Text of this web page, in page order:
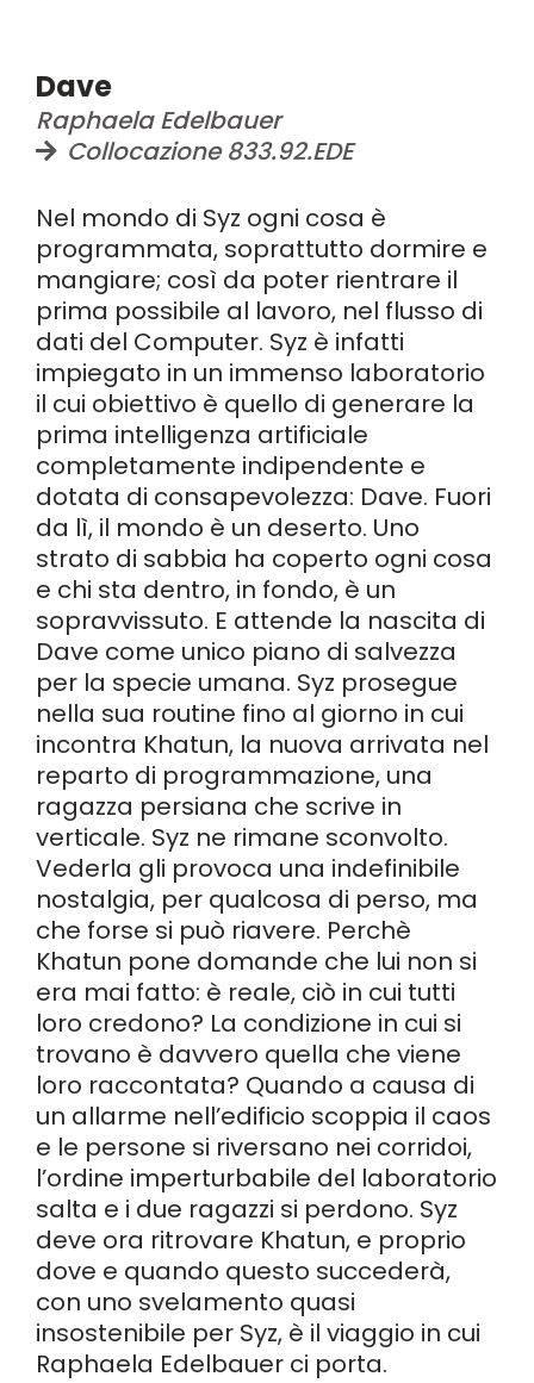
Dave
Raphaela Edelbauer
Collocazione 833.92.EDE
Nel mondo di Syz ogni cosa è
programmata, soprattutto dormire e
mangiare; così da poter rientrare il
prima possibile al lavoro, nel flusso di
dati del Computer. Syz è infatti
impiegato in un immenso laboratorio
il cui obiettivo è quello di generare la
prima intelligenza artificiale
completamente indipendente e
dotata di consapevolezza: Dave. Fuori
da lì, il mondo è un deserto. Uno
strato di sabbia ha coperto ogni cosa
e chi sta dentro, in fondo, è un
sopravvissuto. E attende la nascita di
Dave come unico piano di salvezza
per la specie umana. Syz prosegue
nella sua routine fino al giorno in cui
incontra Khatun, la nuova arrivata nel
reparto di programmazione, una
ragazza persiana che scrive in
verticale. Syz ne rimane sconvolto.
Vederla gli provoca una indefinibile
nostalgia, per qualcosa di perso, ma
che forse si può riavere. Perchè
Khatun pone domande che lui non si
era mai fatto: è reale, ciò in cui tutti
loro credono? La condizione in cui si
trovano è davvero quella che viene
loro raccontata? Quando a causa di
un allarme nell’edificio scoppia il caos
e le persone si riversano nei corridoi,
l’ordine imperturbabile del laboratorio
salta e i due ragazzi si perdono. Syz
deve ora ritrovare Khatun, e proprio
dove e quando questo succederà,
con uno svelamento quasi
insostenibile per Syz, è il viaggio in cui
Raphaela Edelbauer ci porta.